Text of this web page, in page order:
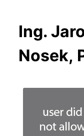
Ing.
Nosek,